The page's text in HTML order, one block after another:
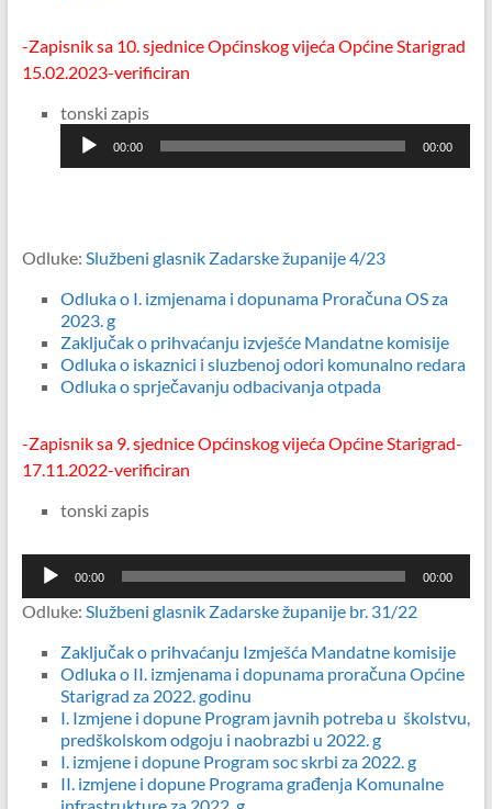
-Zapisnik sa 10. sjednice Općinskog vijeća Općine Starigrad
15.02.2023-verificiran
tonski zapisReproduktor
00:00 00:00
Odluke: Službeni glasnik Zadarske županije 4/23
Odluka o I. izmjenama i dopunama Proračuna OS za
2023. g
Zaključak o prihvaćanju izvješće Mandatne komisije
Odluka o iskaznici i sluzbenoj odori komunalno redara
Odluka o sprječavanju odbacivanja otpada
-Zapisnik sa 9. sjednice Općinskog vijeća Općine Starigrad-
17.11.2022-verificiran
tonski zapis
Reproduktor
audiozapisa
00:00 00:00
Odluke: Službeni glasnik Zadarske županije br. 31/22
Zaključak o prihvaćanju Izmješća Mandatne komisije
Odluka o II. izmjenama i dopunama proračuna Općine
Starigrad za 2022. godinu
I. Izmjene i dopune Program javnih potreba u školstvu,
predškolskom odgoju i naobrazbi u 2022. g
I. izmjene i dopune Program soc skrbi za 2022. g
II. izmjene i dopune Programa građenja Komunalne